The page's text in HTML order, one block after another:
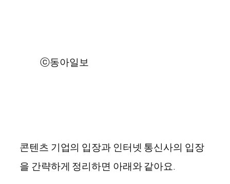
ⓒ동아일보
콘텐츠 기업의 입장과 인터넷 통신사의 입장
을 간략하게 정리하면 아래와 같아요.